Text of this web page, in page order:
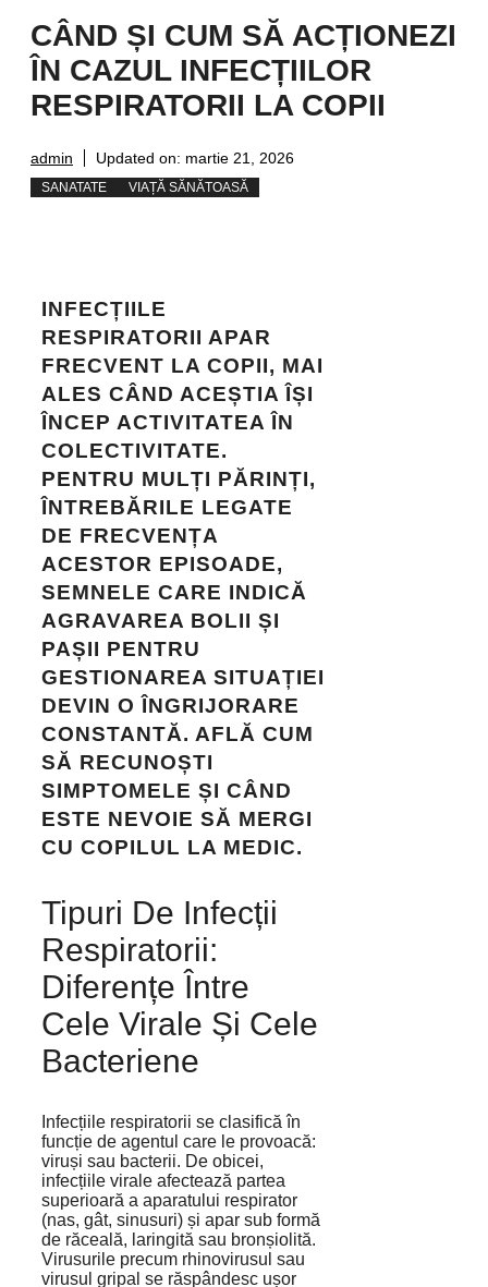
CÂND ȘI CUM SĂ ACȚIONEZI
ÎN CAZUL INFECȚIILOR
RESPIRATORII LA COPII
admin Updated on: martie 21, 2026
SANATATE VIAȚĂ SĂNĂTOASĂ
INFECȚIILE
RESPIRATORII APAR
FRECVENT LA COPII, MAI
ALES CÂND ACEȘTIA ÎȘI
ÎNCEP ACTIVITATEA ÎN
COLECTIVITATE.
PENTRU MULȚI PĂRINȚI,
ÎNTREBĂRILE LEGATE
DE FRECVENȚA
ACESTOR EPISOADE,
SEMNELE CARE INDICĂ
AGRAVAREA BOLII ȘI
PAȘII PENTRU
GESTIONAREA SITUAȚIEI
DEVIN O ÎNGRIJORARE
CONSTANTĂ. AFLĂ CUM
SĂ RECUNOȘTI
SIMPTOMELE ȘI CÂND
ESTE NEVOIE SĂ MERGI
CU COPILUL LA MEDIC.
Tipuri De Infecții
Respiratorii:
Diferențe Între
Cele Virale Și Cele
Bacteriene
Infecțiile respiratorii se clasifică în
funcție de agentul care le provoacă:
viruși sau bacterii. De obicei,
infecțiile virale afectează partea
superioară a aparatului respirator
(nas, gât, sinusuri) și apar sub formă
de răceală, laringită sau bronșiolită.
Virusurile precum rhinovirusul sau
virusul gripal se răspândesc ușor